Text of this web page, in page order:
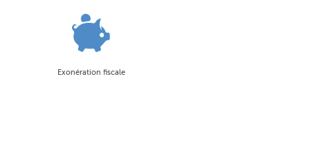
Exonération fiscale